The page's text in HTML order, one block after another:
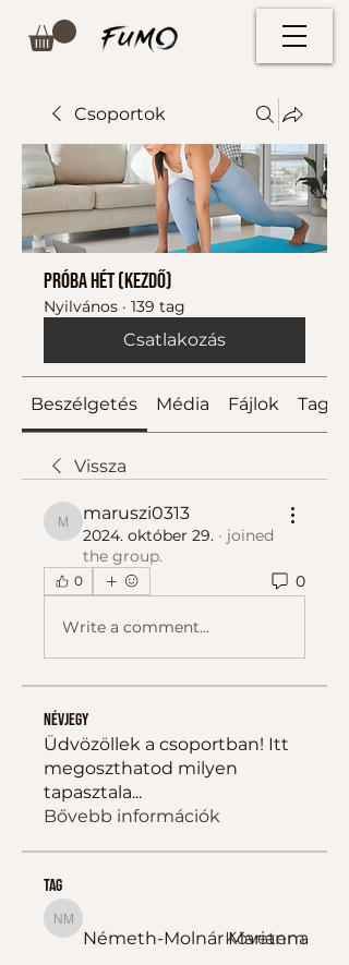
Csoportok
Próba hét (kezdő)
Nyilvános · 139 tag
Csatlakozás
Beszélgetés Média Fájlok Tagok
Vissza
maruszi0313
maruszi0313
2024. október 29. · joined
the group.
0 0
Write a comment...
Névjegy
Üdvözöllek a csoportban! Itt
megoszthatod milyen
tapasztala...
Bővebb információk
tag
Németh-Molnár Marianna
Németh-Molnár Marianna
Követem